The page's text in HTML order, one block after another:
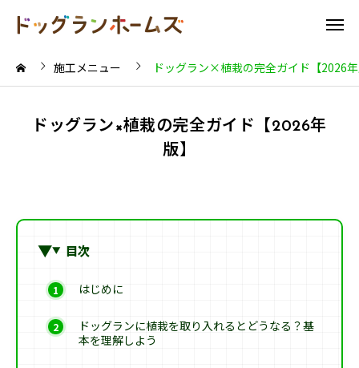
施工メニュー ドッグラン×植栽の完全ガイド【2026
ドッグラン×植栽の完全ガイド【2026年
版】
目次
はじめに
ドッグランに植栽を取り入れるとどうなる？基
本を理解しよう